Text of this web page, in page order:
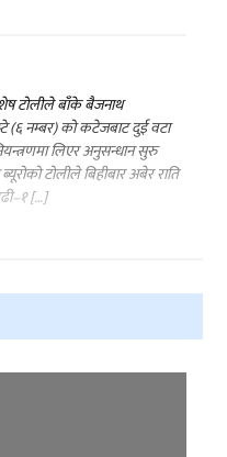
टोलीले बाँके बैजनाथ
(६ नम्बर) को कटेजबाट दुई वटा
लिएर अनुसन्धान सुरु
टोलीले बिहीबार अबेर राति
[…]